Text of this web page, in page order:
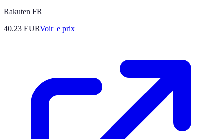
Rakuten FR
40.23 EURVoir le prix